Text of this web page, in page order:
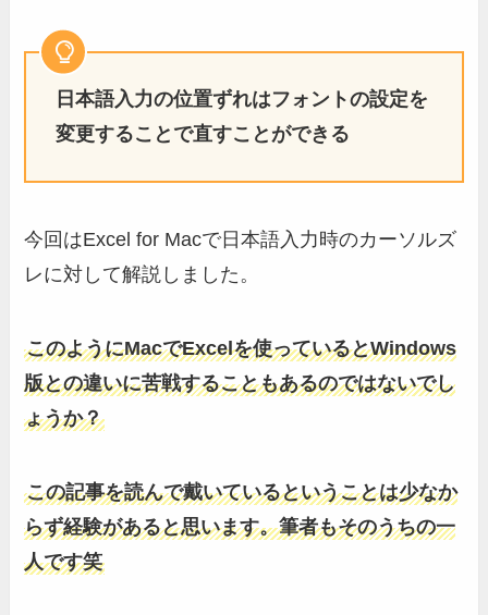
日本語入力の位置ずれはフォントの設定を
変更することで直すことができる
今回はExcel for Macで日本語入力時のカーソルズ
レに対して解説しました。
このようにMacでExcelを使っているとWindows
版との違いに苦戦することもあるのではないでし
ょうか？
この記事を読んで戴いているということは少なか
らず経験があると思います。筆者もそのうちの一
人です笑